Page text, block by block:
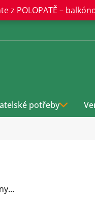
z POLOPATĚ –
potřeby